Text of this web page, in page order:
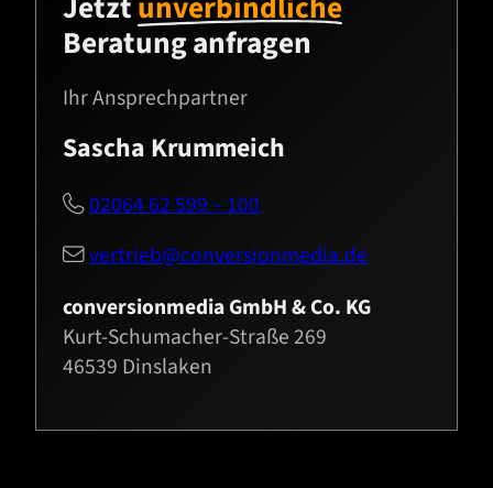
Jetztunverbindliche
Beratung anfragen
Ihr Ansprechpartner
Sascha Krummeich
 02064 62 599 – 100
 vertrieb@conversionmedia.de
conversionmedia GmbH & Co. KG
Kurt-Schumacher-Straße 269
46539 Dinslaken